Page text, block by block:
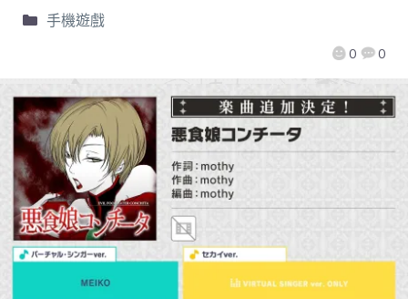
0 0
手機遊戲